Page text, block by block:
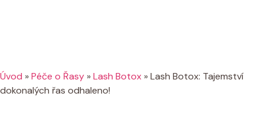
Úvod »Péče o Řasy »Lash Botox »Lash Botox: Tajemství
dokonalých řas odhaleno!